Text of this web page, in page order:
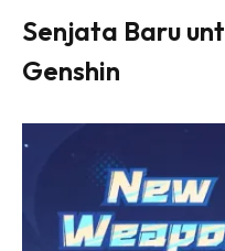
Senjata Baru
Genshin